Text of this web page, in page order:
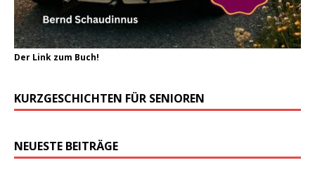
Der Link zum Buch!
KURZGESCHICHTEN FÜR SENIOREN
NEUESTE BEITRÄGE